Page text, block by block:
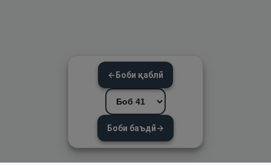
←Боби қаблӣ
Боби баъдӣ→